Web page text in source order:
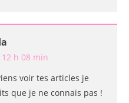
h 08 min
voir tes articles je
que je ne connais pas !